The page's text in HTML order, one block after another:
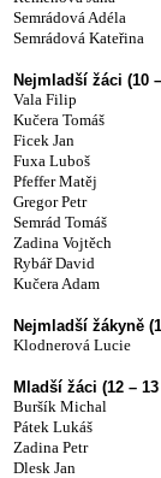
Semrádová Adéla
Semrádová Kateřina
Nejmladší žáci (10
Vala Filip
Kučera Tomáš
Ficek Jan
Fuxa Luboš
Pfeffer Matěj
Gregor Petr
Semrád Tomáš
Zadina Vojtěch
Rybář David
Kučera Adam
Nejmladší žákyně
Klodnerová Lucie
Mladší žáci (12 –
Buršík Michal
Pátek Lukáš
Zadina Petr
Dlesk Jan